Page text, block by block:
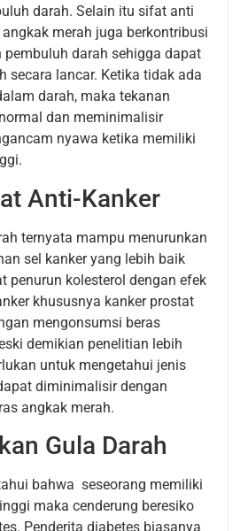
darah. Selain itu sifat anti
merah juga berkontribusi
pembuluh darah sehigga dapat
secara lancar. Ketika tidak ada
darah, maka tekanan
dan meminimalisir
nyawa ketika memiliki
Anti-Kanker
ternyata mampu menurunkan
sel kanker yang lebih baik
penurun kolesterol dengan efek
khususnya kanker prostat
mengonsumsi beras
demikian penelitian lebih
untuk mengetahui jenis
diminimalisir dengan
angkak merah.
Gula Darah
bahwa seseorang memiliki
maka cenderung beresiko
Penderita diabetes biasanya